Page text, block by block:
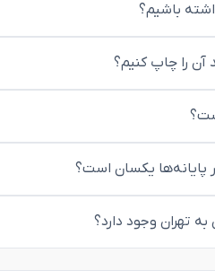
باشیم؟
آن را چاپ کنیم؟
پایانه‌ها یکسان است؟